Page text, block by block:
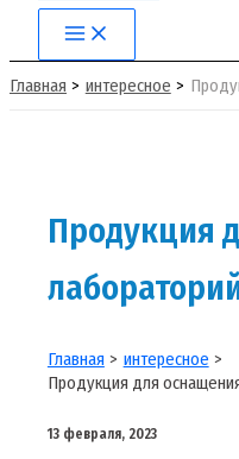
Main
Menu
Главная интересное
Продукция
Главная
интересное
Продукция для
13 февраля, 2023